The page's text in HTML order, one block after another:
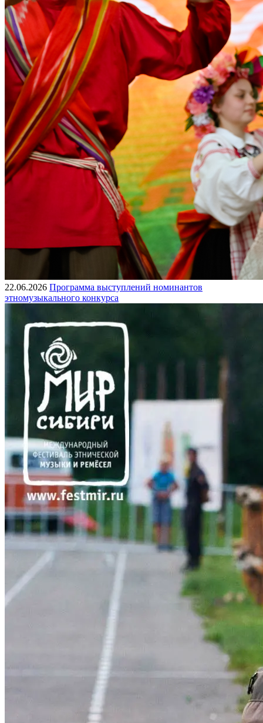
22.06.2026 Программа выступлений номинантов
этномузыкального конкурса